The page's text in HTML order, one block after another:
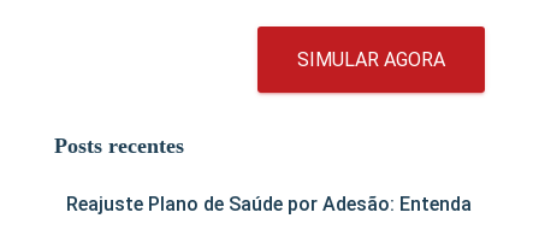
SIMULAR AGORA
Posts recentes
Reajuste Plano de Saúde por Adesão: Entenda